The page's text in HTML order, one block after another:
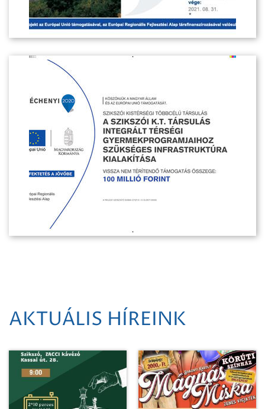
AKTUÁLIS HÍREINK